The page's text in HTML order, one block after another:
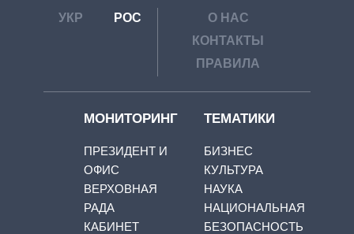
УКР РОС
О НАС
КОНТАКТЫ
ПРАВИЛА
МОНИТОРИНГ
ПРЕЗИДЕНТ И
ОФИС
ВЕРХОВНАЯ
РАДА
КАБИНЕТ
ТЕМАТИКИ
БИЗНЕС
КУЛЬТУРА
НАУКА
НАЦИОНАЛЬНАЯ
БЕЗОПАСНОСТЬ